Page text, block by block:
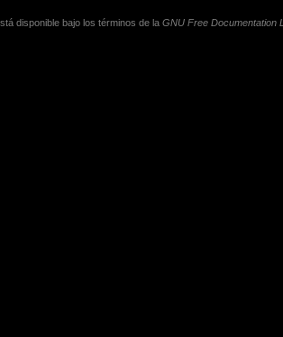
disponible bajo los términos de laGNU Free Documentation